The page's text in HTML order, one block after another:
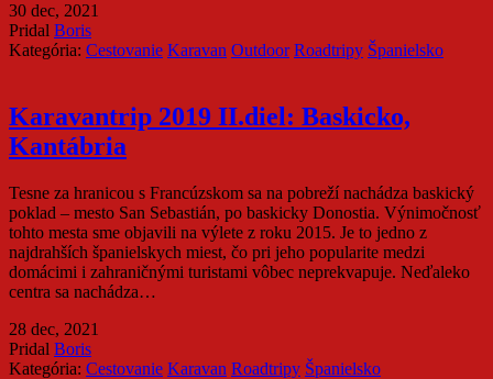
30 dec, 2021
Pridal Boris
Kategória: Cestovanie Karavan Outdoor Roadtripy Španielsko
Karavantrip 2019 II.diel: Baskicko,
Kantábria
Tesne za hranicou s Francúzskom sa na pobreží nachádza baskický
poklad – mesto San Sebastián, po baskicky Donostia. Výnimočnosť
tohto mesta sme objavili na výlete z roku 2015. Je to jedno z
najdrahších španielskych miest, čo pri jeho popularite medzi
domácimi i zahraničnými turistami vôbec neprekvapuje. Neďaleko
centra sa nachádza…
28 dec, 2021
Pridal Boris
Kategória: Cestovanie Karavan Roadtripy Španielsko